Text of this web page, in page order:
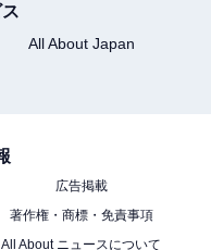
All About Japan
広告掲載
著作権・商標・免責事項
All About ニュースについて